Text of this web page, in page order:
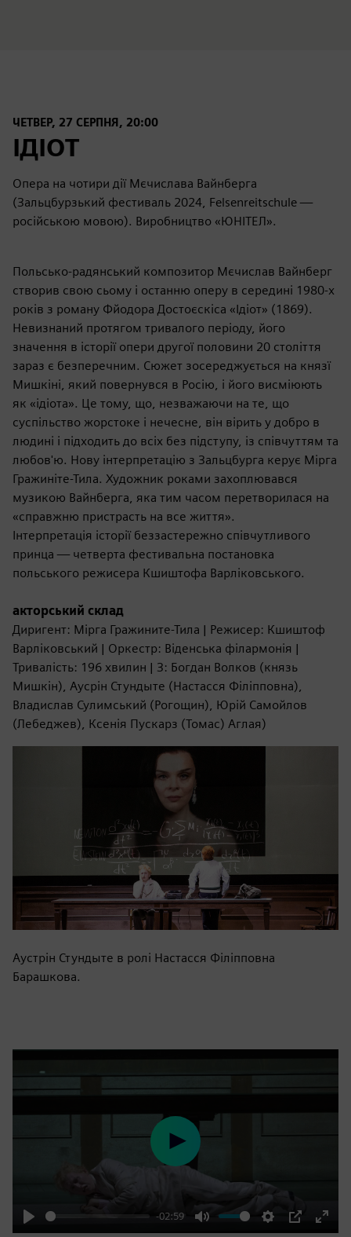
ЧЕТВЕР, 27 СЕРПНЯ, 20:00
ІДІОТ
Опера на чотири дії Мєчислава Вайнберга
(Зальцбурзький фестиваль 2024, Felsenreitschule —
російською мовою). Виробництво «ЮНІТЕЛ».
Польсько-радянський композитор Мєчислав Вайнберг
створив свою сьому і останню оперу в середині 1980-х
років з роману Фйодора Достоєскіса «Ідіот» (1869).
Невизнаний протягом тривалого періоду, його
значення в історії опери другої половини 20 століття
зараз є безперечним. Сюжет зосереджується на князї
Мишкіні, який повернувся в Росію, і його висміюють
як «ідіота». Це тому, що, незважаючи на те, що
суспільство жорстоке і нечесне, він вірить у добро в
людині і підходить до всіх без підступу, із співчуттям та
любов'ю. Нову інтерпретацію з Зальцбурга керує Мірга
Гражиніте-Тила. Художник роками захоплювався
музикою Вайнберга, яка тим часом перетворилася на
«справжню пристрасть на все життя».
Інтерпретація історії беззастережно співчутливого
принца — четверта фестивальна постановка
польського режисера Кшиштофа Варліковського.
акторський склад
Диригент: Мірга Гражините-Тила | Режисер: Кшиштоф
Варліковський | Оркестр: Віденська філармонія |
Тривалість: 196 хвилин | З: Богдан Волков (князь
Мишкін), Аусрін Стундыте (Настасся Філіпповна),
Владислав Сулимський (Рогощин), Юрій Самойлов
(Лебеджев), Ксенія Пускарз (Томас) Аглая)
Аустрін Стундыте в ролі Настасся Філіпповна
Барашкова.
-02:59
Play